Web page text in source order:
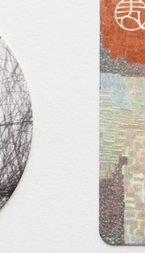
About
Artists
Exhibitions
Projects
Goods
Media
Access